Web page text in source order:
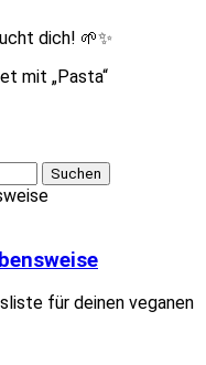
dich! 🌱✨
mit „Pasta“